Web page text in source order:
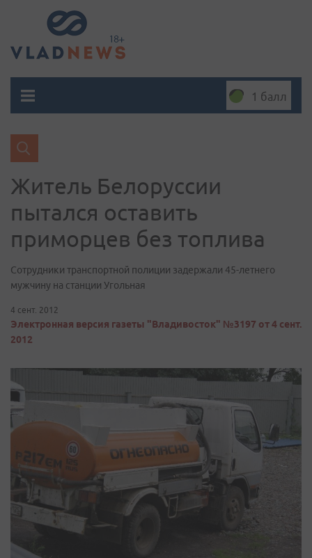
1 балл
Житель Белоруссии
пытался оставить
приморцев без топлива
Сотрудники транспортной полиции задержали 45-летнего
мужчину на станции Угольная
4 сент. 2012
Электронная версия газеты "Владивосток" №3197 от 4 сент.
2012